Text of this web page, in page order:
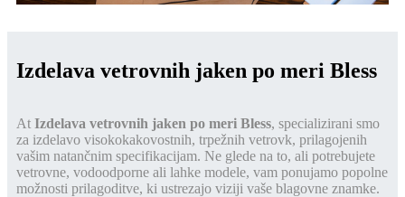
Izdelava vetrovnih jaken po meri Bless
At Izdelava vetrovnih jaken po meri Bless, specializirani smo
za izdelavo visokokakovostnih, trpežnih vetrovk, prilagojenih
vašim natančnim specifikacijam. Ne glede na to, ali potrebujete
vetrovne, vodoodporne ali lahke modele, vam ponujamo popolne
možnosti prilagoditve, ki ustrezajo viziji vaše blagovne znamke.